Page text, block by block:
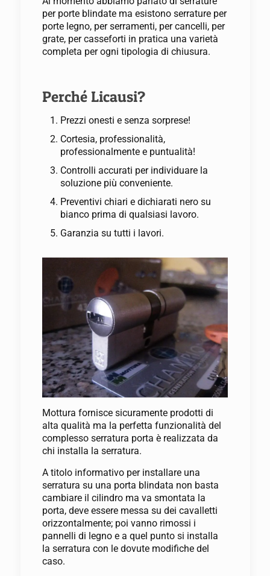
per porte blindate ma esistono serrature per
porte legno, per serramenti, per cancelli, per
grate, per casseforti in pratica una varietà
completa per ogni tipologia di chiusura.
Perché Licausi?
Prezzi onesti e senza sorprese!
Cortesia, professionalità,
professionalmente e puntualità!
Controlli accurati per individuare la
soluzione più conveniente.
Preventivi chiari e dichiarati nero su
bianco prima di qualsiasi lavoro.
Garanzia su tutti i lavori.
Mottura fornisce sicuramente prodotti di
alta qualità ma la perfetta funzionalità del
complesso serratura porta è realizzata da
chi installa la serratura.
A titolo informativo per installare una
serratura su una porta blindata non basta
cambiare il cilindro ma va smontata la
porta, deve essere messa su dei cavalletti
orizzontalmente; poi vanno rimossi i
pannelli di legno e a quel punto si installa
la serratura con le dovute modifiche del
caso.